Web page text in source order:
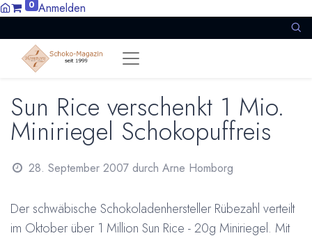
0 Anmelden
Sun Rice verschenkt 1 Mio.
Miniriegel Schokopuffreis
28. September 2007 durch Arne Homborg
Der schwäbische Schokoladenhersteller Rübezahl verteilt
im Oktober über 1 Million Sun Rice - 20g Miniriegel. Mit